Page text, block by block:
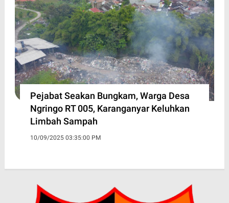
Pejabat Seakan Bungkam, Warga Desa
Ngringo RT 005, Karanganyar Keluhkan
Limbah Sampah
10/09/2025 03:35:00 PM